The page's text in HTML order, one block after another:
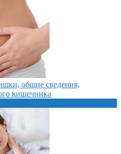
общие сведения,
кишечника